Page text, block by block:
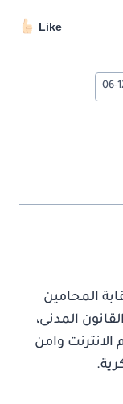
Like
المحامين
المدنى،
الانترنت وامن